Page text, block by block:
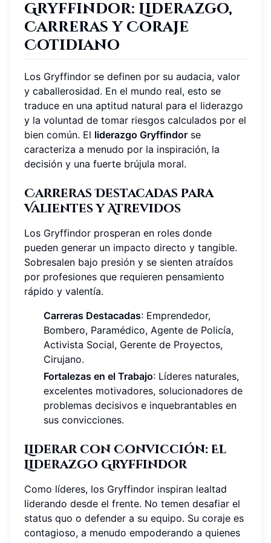
Gryffindor: Liderazgo,
Carreras y Coraje
Cotidiano
Los Gryffindor se definen por su audacia, valor
y caballerosidad. En el mundo real, esto se
traduce en una aptitud natural para el liderazgo
y la voluntad de tomar riesgos calculados por el
bien común. El liderazgo Gryffindor se
caracteriza a menudo por la inspiración, la
decisión y una fuerte brújula moral.
Carreras Destacadas para
Valientes y Atrevidos
Los Gryffindor prosperan en roles donde
pueden generar un impacto directo y tangible.
Sobresalen bajo presión y se sienten atraídos
por profesiones que requieren pensamiento
rápido y valentía.
Carreras Destacadas: Emprendedor,
Bombero, Paramédico, Agente de Policía,
Activista Social, Gerente de Proyectos,
Cirujano.
Fortalezas en el Trabajo: Líderes naturales,
excelentes motivadores, solucionadores de
problemas decisivos e inquebrantables en
sus convicciones.
Liderar con Convicción: El
Liderazgo Gryffindor
Como líderes, los Gryffindor inspiran lealtad
liderando desde el frente. No temen desafiar el
status quo o defender a su equipo. Su coraje es
contagioso, a menudo empoderando a quienes